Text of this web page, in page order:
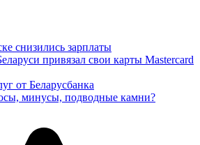
снизились зарплаты
привязал свои карты Mastercard
от Беларусбанка
минусы, подводные камни?